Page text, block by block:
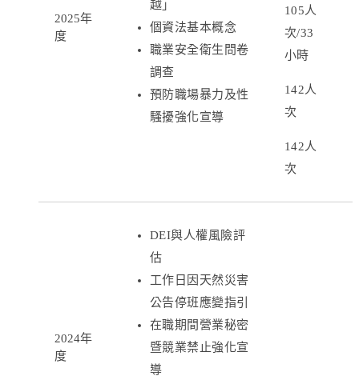
2025年
度
越」
個資法基本概念
職業安全衛生問卷
調查
預防職場暴力及性
騷擾強化宣導
105人
次/33
小時
142人
次
142人
次
2024年
度
DEI與人權風險評
估
工作日因天然災害
公告停班應變指引
在職期間營業秘密
暨競業禁止強化宣
導